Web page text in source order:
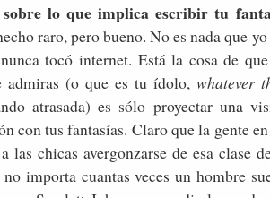
lo que implica escribir tu
raro, pero bueno. No es nada que
tocó internet. Está la cosa de
admiras (o que es tu ídolo, whatever
atrasada) es sólo proyectar una
con tus fantasías. Claro que la gente
las chicas avergonzarse de esa clase
importa cuantas veces un hombre